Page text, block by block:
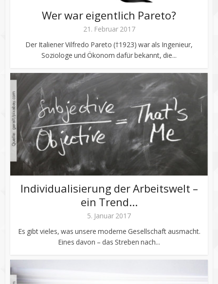
Wer war eigentlich Pareto?
21. Februar 2017
Der Italiener Vilfredo Pareto (†1923) war als Ingenieur,
Soziologe und Ökonom dafür bekannt, die...
Individualisierung der Arbeitswelt –
ein Trend...
5. Januar 2017
Es gibt vieles, was unsere moderne Gesellschaft ausmacht.
Eines davon – das Streben nach...